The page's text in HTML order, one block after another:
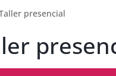
presencial